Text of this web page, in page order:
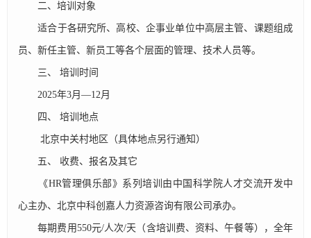
二、培训对象
适合于各研究所、高校、企事业单位中高层主管、课题组成
员、新任主管、新员工等各个层面的管理、技术人员等。
三、 培训时间
2025年3月—12月
四、 培训地点
北京中关村地区（具体地点另行通知）
五、 收费、报名及其它
《HR管理俱乐部》系列培训由中国科学院人才交流开发中
心主办、北京中科创嘉人力资源咨询有限公司承办。
每期费用550元/人次/天（含培训费、资料、午餐等），全年